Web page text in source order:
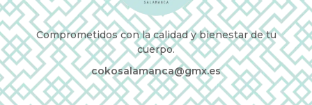
Comprometidos con la calidad y bienestar de tu
cuerpo.
cokosalamanca@gmx.es